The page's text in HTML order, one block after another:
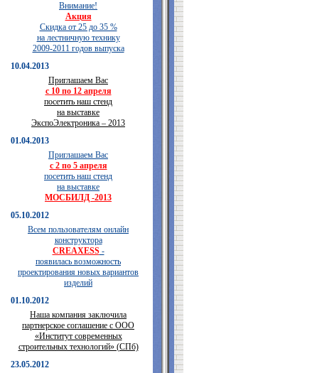
Внимание!
Акция
Скидка от 25 до 35 %
на лестничную технику
2009-2011 годов выпуска
10.04.2013
Приглашаем Вас
с 10 по 12 апреля
посетить наш стенд
на выставке
ЭкспоЭлектроника – 2013
01.04.2013
Приглашаем Вас
с 2 по 5 апреля
посетить наш стенд
на выставке
МОСБИЛД -2013
05.10.2012
Всем пользователям онлайн
конструктора
CREAXESS-
появилась возможность
проектирования новых вариантов
изделий
01.10.2012
Наша компания заключила
партнерское соглашение с ООО
«Институт современных
строительных технологий» (СПб)
23.05.2012